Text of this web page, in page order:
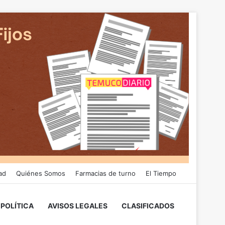
Quiénes Somos Farmacias de turno El Tiempo
POLÍTICA AVISOS LEGALES CLASIFICADOS